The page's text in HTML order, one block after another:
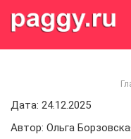
Дата: 24.12.2025
Автор: Ольга